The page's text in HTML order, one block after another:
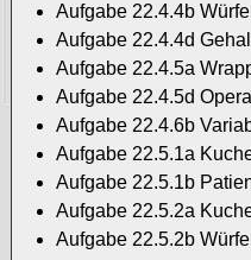
Aufgabe 22.4.4b
Aufgabe 22.4.4d
Aufgabe 22.4.5a
Aufgabe 22.4.5d
Aufgabe 22.4.6b
Aufgabe 22.5.1a
Aufgabe 22.5.1b
Aufgabe 22.5.2a
Aufgabe 22.5.2b